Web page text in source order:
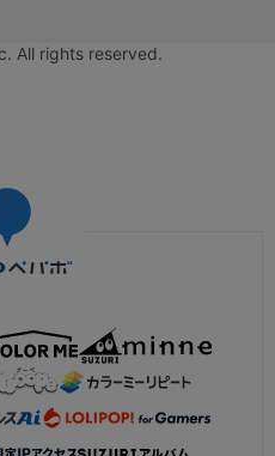
All rights reserved.